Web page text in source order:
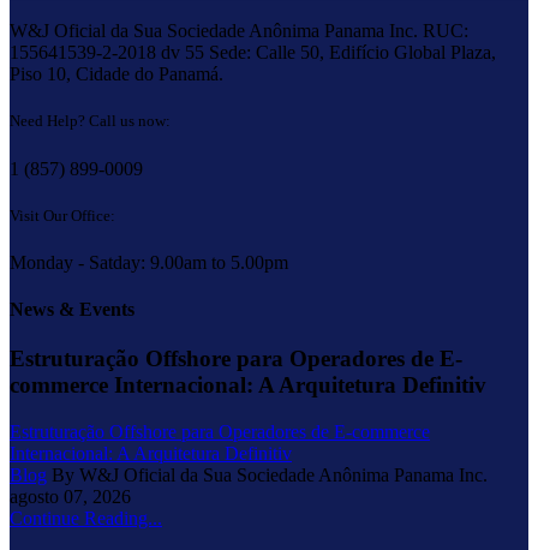
W&J Oficial da Sua Sociedade Anônima Panama Inc. RUC:
155641539-2-2018 dv 55 Sede: Calle 50, Edifício Global Plaza,
Piso 10, Cidade do Panamá.
Need Help? Call us now:
1 (857) 899-0009
Visit Our Office:
Monday - Satday: 9.00am to 5.00pm
News & Events
Estruturação Offshore para Operadores de E-
commerce Internacional: A Arquitetura Definitiv
Estruturação Offshore para Operadores de E-commerce
Internacional: A Arquitetura Definitiv
Blog By W&J Oficial da Sua Sociedade Anônima Panama Inc.
agosto 07, 2026
Continue Reading...